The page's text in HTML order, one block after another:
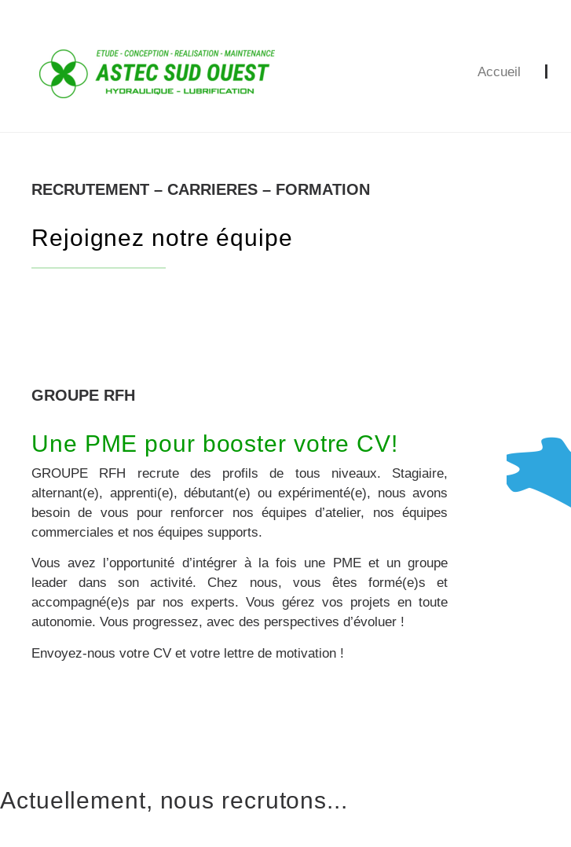
Accueil
RECRUTEMENT – CARRIERES – FORMATION
Rejoignez notre équipe
GROUPE RFH
Une PME pour booster votre CV!
GROUPE RFH recrute des profils de tous niveaux. Stagiaire,
alternant(e), apprenti(e), débutant(e) ou expérimenté(e), nous avons
besoin de vous pour renforcer nos équipes d’atelier, nos équipes
commerciales et nos équipes supports.
Vous avez l’opportunité d’intégrer à la fois une PME et un groupe
leader dans son activité. Chez nous, vous êtes formé(e)s et
accompagné(e)s par nos experts. Vous gérez vos projets en toute
autonomie. Vous progressez, avec des perspectives d’évoluer !
Envoyez-nous votre CV et votre lettre de motivation !
Actuellement, nous recrutons...